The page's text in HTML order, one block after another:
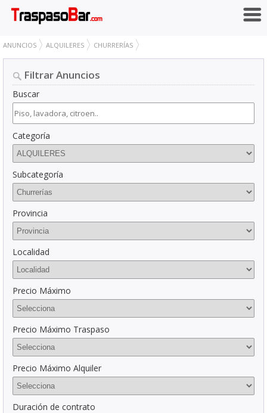
ANUNCIOS ALQUILERES CHURRERÍAS
Filtrar Anuncios
Buscar
Categoría
Subcategoría
Provincia
Localidad
Precio Máximo
Precio Máximo Traspaso
Precio Máximo Alquiler
Duración de contrato